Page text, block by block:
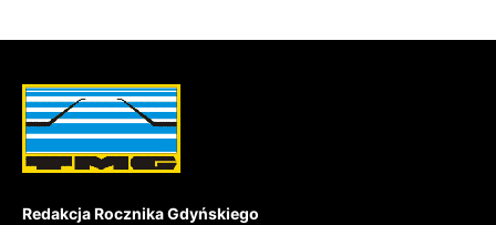
Redakcja Rocznika Gdyńskiego